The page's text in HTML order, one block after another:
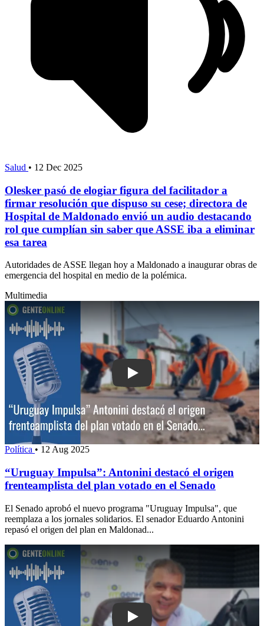
Salud • 12 Dec 2025
Olesker pasó de elogiar figura del facilitador a
firmar resolución que dispuso su cese; directora de
Hospital de Maldonado envió un audio destacando
rol que cumplían sin saber que ASSE iba a eliminar
esa tarea
Autoridades de ASSE llegan hoy a Maldonado a inaugurar obras de
emergencia del hospital en medio de la polémica.
Multimedia
Play: “Uruguay Impulsa”: Antonini
Política • 12 Aug 2025
“Uruguay Impulsa”: Antonini destacó el origen
frenteamplista del plan votado en el Senado
El Senado aprobó el nuevo programa "Uruguay Impulsa", que
reemplaza a los jornales solidarios. El senador Eduardo Antonini
repasó el origen del plan en Maldonad...
Play: Blás dijo que conferencia de